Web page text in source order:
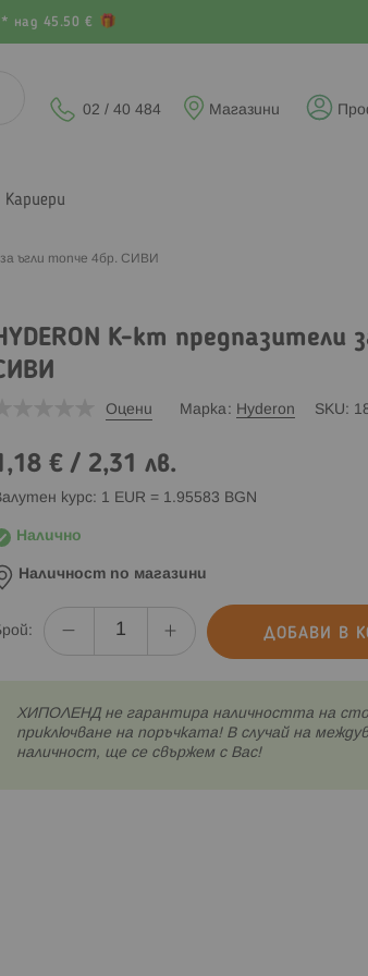
над 45.50 €
Магазини
02 / 40 484
Кариери
ъгли топче 4бр. СИВИ
К-кт предпазители
Оцени Марка Hyderon SKU
€/ 2,31 лв.
курс: 1 EUR = 1.95583 BGN
Налично
Наличност по магазини
ДОБАВИ В
XИПОЛЕНД не гарантира наличността на
приключване на поръчката! В случай на
наличност, ще се свържем с Вас!